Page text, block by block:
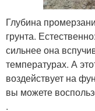
Глубина
грунта.
сильнее она
температурах. А
воздействует на
вы можете
.